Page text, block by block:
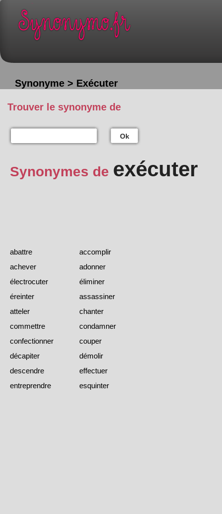
Synonyme > Exécuter
Trouver le synonyme de
Ok
Synonymes de exécuter
abattre
accomplir
achever
adonner
électrocuter
éliminer
éreinter
assassiner
atteler
chanter
commettre
condamner
confectionner
couper
décapiter
démolir
descendre
effectuer
entreprendre
esquinter